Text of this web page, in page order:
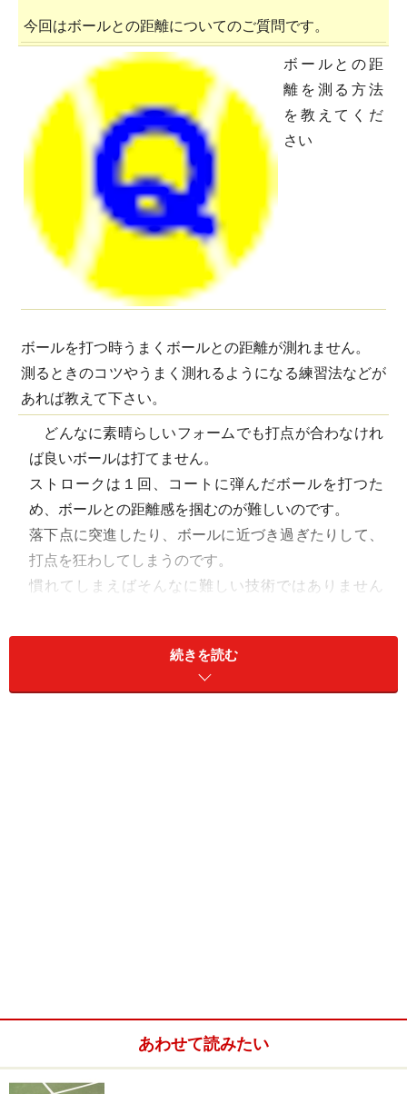
今回はボールとの距離についてのご質問です。
ボールとの距
離を測る方法
を教えてくだ
さい
ボールを打つ時うまくボールとの距離が測れません。
測るときのコツやうまく測れるようになる練習法などが
あれば教えて下さい。
どんなに素晴らしいフォームでも打点が合わなけれ
ば良いボールは打てません。
ストロークは１回、コートに弾んだボールを打つた
め、ボールとの距離感を掴むのが難しいのです。
落下点に突進したり、ボールに近づき過ぎたりして、
打点を狂わしてしまうのです。
慣れてしまえばそんなに難しい技術ではありません
ど、地面にボールやシャトルを落としてはいけないス
ポーツなどの経験者は特に難しく感じるようです。
斜めに構えてボールを見る（顔がボールに対して垂
直にならない）
続きを読む
あわせて読みたい